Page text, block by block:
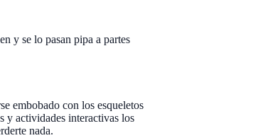
y se lo pasan pipa a partes
embobado con los esqueletos
y actividades interactivas los
nada.